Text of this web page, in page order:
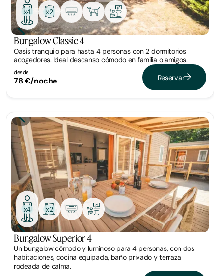
x4 x2
Bungalow Classic 4
Oasis tranquilo para hasta 4 personas con 2 dormitorios
acogedores. Ideal descanso cómodo en familia o amigos.
desde
78 €/noche Reservar
Bungalow
x4 x2
Bungalow Superior 4
Un bungalow cómodo y luminoso para 4 personas, con dos
habitaciones, cocina equipada, baño privado y terraza
rodeada de calma.